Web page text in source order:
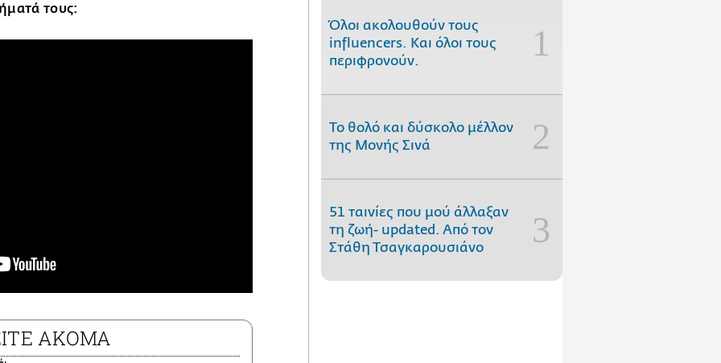
τους:
ΑΚΟΜΑ
Όλοι ακολουθούν τους
influencers. Και όλοι τους
περιφρονούν.
Το θολό και δύσκολο μέλλον
της Μονής Σινά
51 ταινίες που μού άλλαξαν
τη ζωή- updated. Aπό τον
Στάθη Τσαγκαρουσιάνο